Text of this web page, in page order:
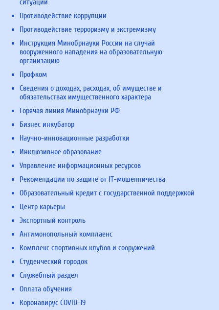
ситуаций
Противодействие коррупции
Противодействие терроризму и экстремизму
Инструкция Минобрнауки России на случай
вооруженного нападения на образовательную
организацию
Профком
Сведения о доходах, расходах, об имуществе и
обязательствах имущественного характера
Горячая линия Минобрнауки РФ
Бизнес инкубатор
Научно-инновационные разработки
Инклюзивное образование
Управление информационных ресурсов
Рекомендации по защите от IT-мошенничества
Образовательный кредит с государственной поддержкой
Центр карьеры
Экспортный контроль
Антимонопольный комплаенс
Комплекс спортивных клубов и сооружений
Студенческий городок
Служебный раздел
Оплата обучения
Коронавирус COVID-19